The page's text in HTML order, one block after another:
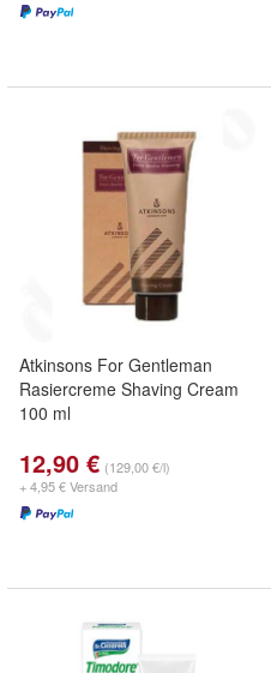
Atkinsons For Gentleman
Rasiercreme Shaving Cream
100 ml
12,90 € (129,00 €/l)
+ 4,95 € Versand